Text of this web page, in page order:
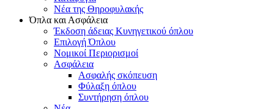
Νέα της Θηροφυλακής
Όπλα και Ασφάλεια
Έκδοση άδειας Κυνηγετικού όπλου
Επιλογή Όπλου
Νομικοί Περιορισμοί
Ασφάλεια
Ασφαλής σκόπευση
Φύλαξη όπλου
Συντήρηση όπλου